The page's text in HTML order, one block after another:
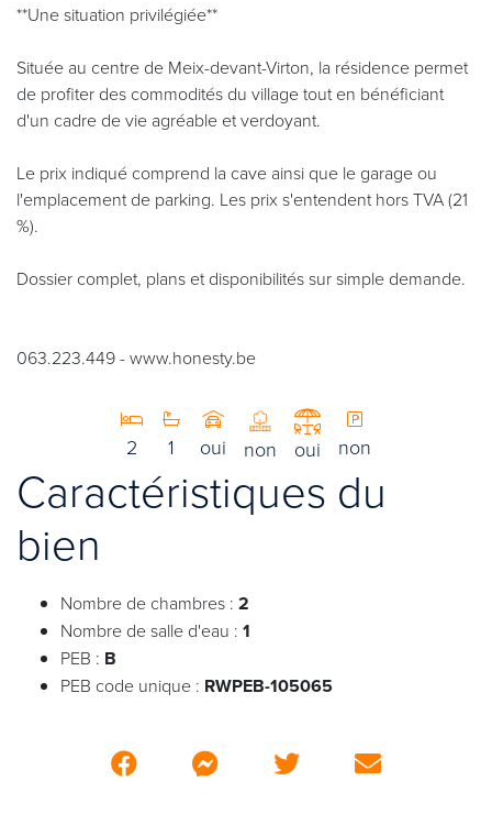
**Une situation privilégiée**
Située au centre de Meix-devant-Virton, la résidence permet
de profiter des commodités du village tout en bénéficiant
d'un cadre de vie agréable et verdoyant.
Le prix indiqué comprend la cave ainsi que le garage ou
l'emplacement de parking. Les prix s'entendent hors TVA (21
%).
Dossier complet, plans et disponibilités sur simple demande.
063.223.449 - www.honesty.be
2 1 oui non oui non
Caractéristiques du
bien
Nombre de chambres : 2
Nombre de salle d'eau : 1
PEB : B
PEB code unique : RWPEB-105065